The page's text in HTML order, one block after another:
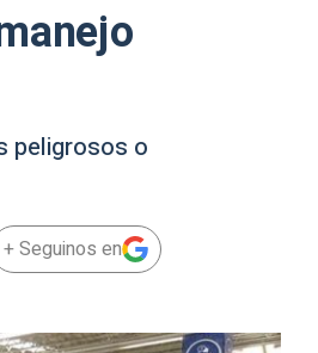
peligrosos o
+ Seguinos en